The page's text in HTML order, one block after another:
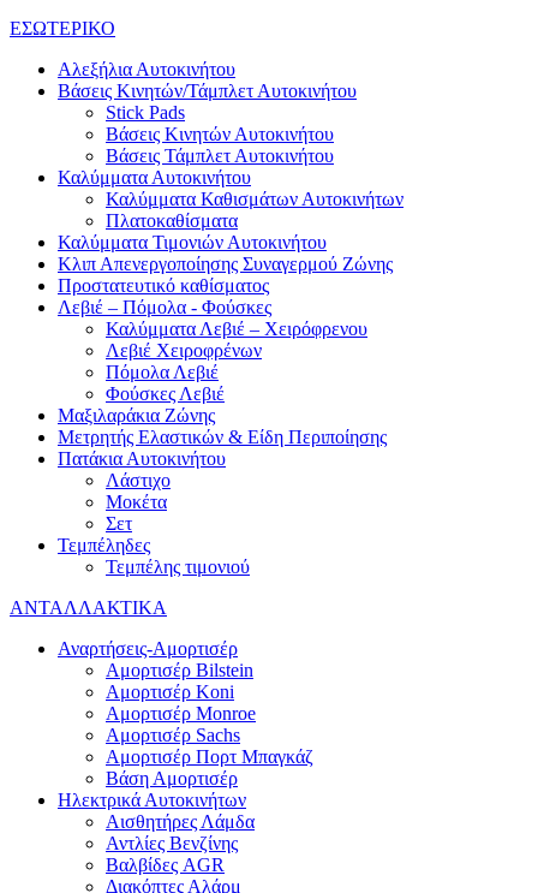
ΕΣΩΤΕΡΙΚΟ
Αλεξήλια Αυτοκινήτου
Βάσεις Κινητών/Τάμπλετ Αυτοκινήτου
Stick Pads
Βάσεις Κινητών Αυτοκινήτου
Βάσεις Τάμπλετ Αυτοκινήτου
Καλύμματα Αυτοκινήτου
Καλύμματα Καθισμάτων Αυτοκινήτων
Πλατοκαθίσματα
Καλύμματα Τιμονιών Αυτοκινήτου
Κλιπ Απενεργοποίησης Συναγερμού Ζώνης
Προστατευτικό καθίσματος
Λεβιέ – Πόμολα - Φούσκες
Καλύμματα Λεβιέ – Χειρόφρενου
Λεβιέ Χειροφρένων
Πόμολα Λεβιέ
Φούσκες Λεβιέ
Μαξιλαράκια Ζώνης
Μετρητής Ελαστικών & Είδη Περιποίησης
Πατάκια Αυτοκινήτου
Λάστιχο
Μοκέτα
Σετ
Τεμπέληδες
Τεμπέλης τιμονιού
ΑΝΤΑΛΛΑΚΤΙΚΑ
Αναρτήσεις-Αμορτισέρ
Αμορτισέρ Bilstein
Αμορτισέρ Koni
Αμορτισέρ Monroe
Αμορτισέρ Sachs
Αμορτισέρ Πορτ Μπαγκάζ
Βάση Αμορτισέρ
Ηλεκτρικά Αυτοκινήτων
Αισθητήρες Λάμδα
Αντλίες Βενζίνης
Βαλβίδες AGR
Διακόπτες Αλάρμ